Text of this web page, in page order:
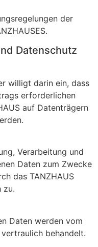
der
Datenschutz
willigt darin ein, dass
erforderlichen
auf Datenträgern
Verarbeitung und
Daten zum Zwecke
das TANZHAUS
zu.
Daten werden vom
behandelt.